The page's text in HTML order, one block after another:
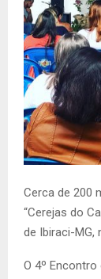
Cerca de 200
“Cerejas do
de Ibiraci-MG,
O 4º